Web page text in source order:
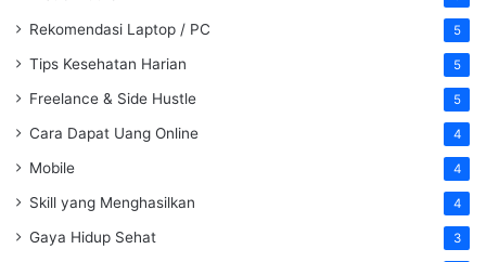
Rekomendasi Laptop / PC 5
Tips Kesehatan Harian 5
Freelance & Side Hustle 5
Cara Dapat Uang Online 4
Mobile 4
Skill yang Menghasilkan 4
Gaya Hidup Sehat 3